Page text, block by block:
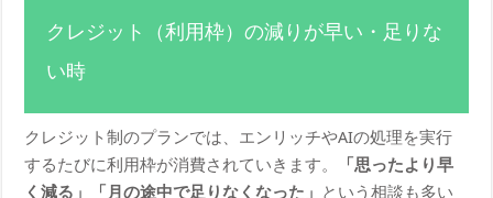
クレジット（利用枠）の減りが早い・足りな
い時
クレジット制のプランでは、エンリッチやAIの処理を実行
するたびに利用枠が消費されていきます。
「思ったより早
く減る」「月の途中で足りなくなった」 という相談も多い